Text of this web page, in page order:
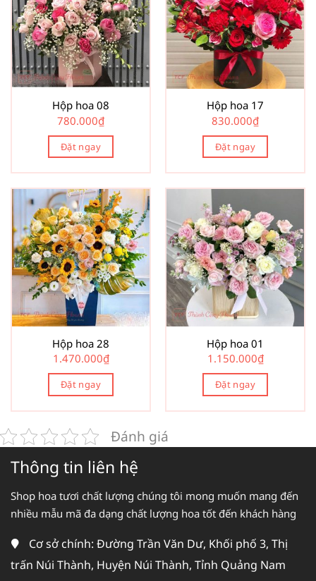
Hộp hoa 08
780.000₫
Đặt ngay
Hộp hoa 17
830.000₫
Đặt ngay
Hộp hoa 28
1.470.000₫
Đặt ngay
Hộp hoa 01
1.150.000₫
Đặt ngay
Đánh giá
Thông tin liên hệ
Shop hoa tươi chất lượng chúng tôi mong muốn mang đến
nhiều mẫu mã đa dạng chất lượng hoa tốt đến khách hàng
Cơ sở chính: Đường Trần Văn Dư, Khối phố 3, Thị
trấn Núi Thành, Huyện Núi Thành, Tỉnh Quảng Nam